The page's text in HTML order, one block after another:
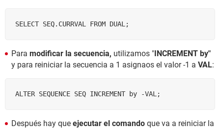
SELECT SEQ.CURRVAL FROM DUAL;
Para modificar la secuencia, utilizamos "INCREMENT by"
y para reiniciar la secuencia a 1 asignaos el valor -1 a VAL:
ALTER SEQUENCE SEQ INCREMENT by -VAL;
Después hay que ejecutar el comando que va a reiniciar la